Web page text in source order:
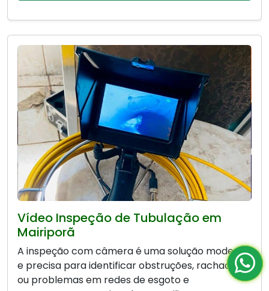
Vídeo Inspeção de Tubulação em
Mairiporã
A inspeção com câmera é uma solução moderna
e precisa para identificar obstruções, rachaduras
ou problemas em redes de esgoto e